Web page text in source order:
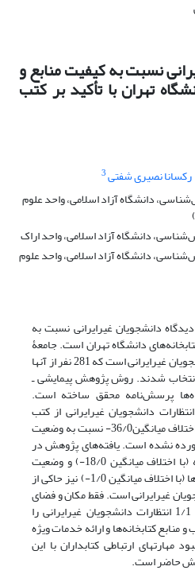
نسبت به کیفیت منابع و
تهران با تأکید بر کتب
رکسانا نصیری شفتی3
دانشگاه آزاد اسلامی، واحد علوم
دانشگاه آزاد اسلامی، واحد اراک
دانشگاه آزاد اسلامی، واحد علوم
دانشجویان غیرایرانی نسبت به
دانشگاه تهران است. جامعۀ
پژوهش شامل 900 نفر از دانشجویان غیرایرانی است که 281 نفر از آنها
شدند. روش پژوهش پیمایشی ـ
پرسش‌نامه محقق ساخته است.
دانشجویان غیرایرانی از کتب
دانشگاهی و منابع کتابخانه با اختلاف میانگین36/0- نسبت به وضعیت
نشده است. یافته‌های پژوهش در
رابطه با ارائه خدمات کتابخانه (با اختلاف میانگین 18/0-) و وضعیت
دسترسی و تجهیزات کتابخانه‌ها (با اختلاف میانگین 1/0-) نیز حاکی از
غیرایرانی است. فقط مکان و فضای
کتابخانه‌ها با اختلاف میانگین 1/1 انتظارات دانشجویان غیرایرانی را
کتابخانه‌ها و ارائه خدمات ویژه
مهارتهای ارتباطی کتابداران با این
حاضر است.